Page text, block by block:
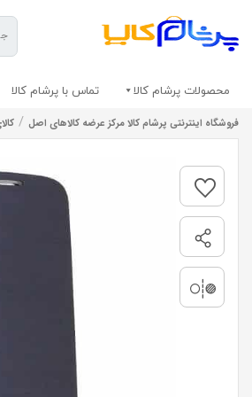
محصولات پرشام کالا تماس با پرشام کالا
فروشگاه اینترنتی پرشام کالا مرکز عرضه کالاهای اصل /